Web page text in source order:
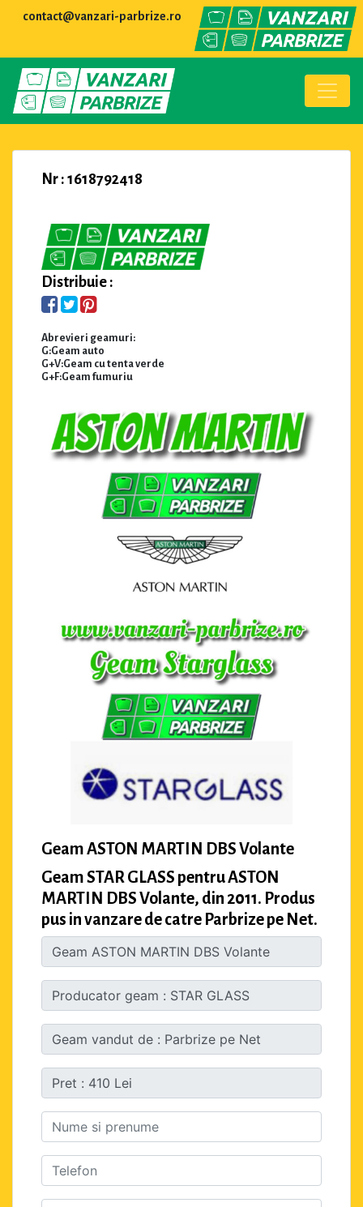
contact@vanzari-parbrize.ro
Nr : 1618792418
Distribuie :
Abrevieri geamuri:
G:Geam auto
G+V:Geam cu tenta verde
G+F:Geam fumuriu
Geam ASTON MARTIN DBS Volante
Geam STAR GLASS pentru ASTON
MARTIN DBS Volante, din 2011. Produs
pus in vanzare de catre Parbrize pe Net.